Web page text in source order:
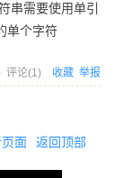
串需要使用单引
单个字符
评论(1) 收藏 举报
面 返回顶部